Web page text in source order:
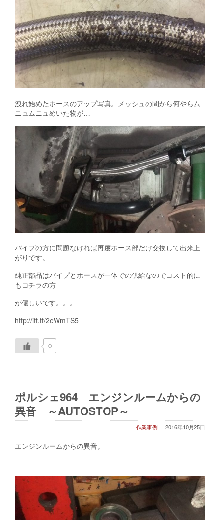
洩れ始めたホースのアップ写真。メッシュの間から何やらム
ニュムニュめいた物が…
パイプの方に問題なければ再度ホース部だけ交換して出来上
がりです。
純正部品はパイプとホースが一体での供給なのでコスト的に
もコチラの方
が優しいです。。。
http://ift.tt/2eWmTS5
0
ポルシェ964 エンジンルームからの
異音 ～AUTOSTOP～
2016年10月25日
作業事例
エンジンルームからの異音。